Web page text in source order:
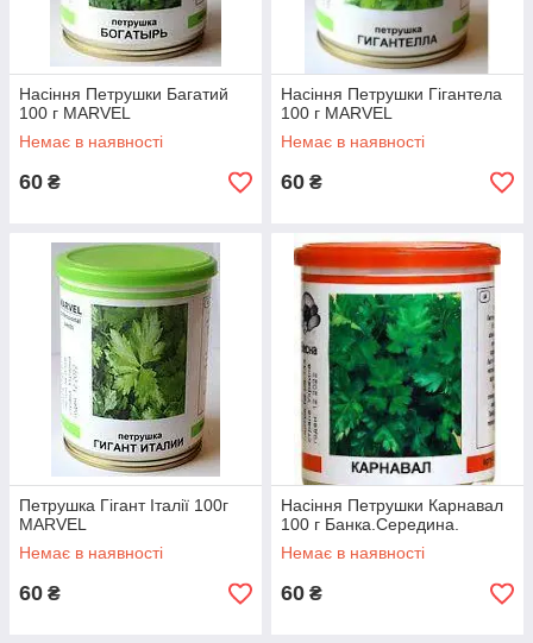
Насіння Петрушки Багатий
100 г MARVEL
Немає в наявності
60 ₴
Насіння Петрушки Гігантела
100 г MARVEL
Немає в наявності
60 ₴
Петрушка Гігант Італії 100г
MARVEL
Немає в наявності
60 ₴
Насіння Петрушки Карнавал
100 г Банка.Середина.
Немає в наявності
60 ₴